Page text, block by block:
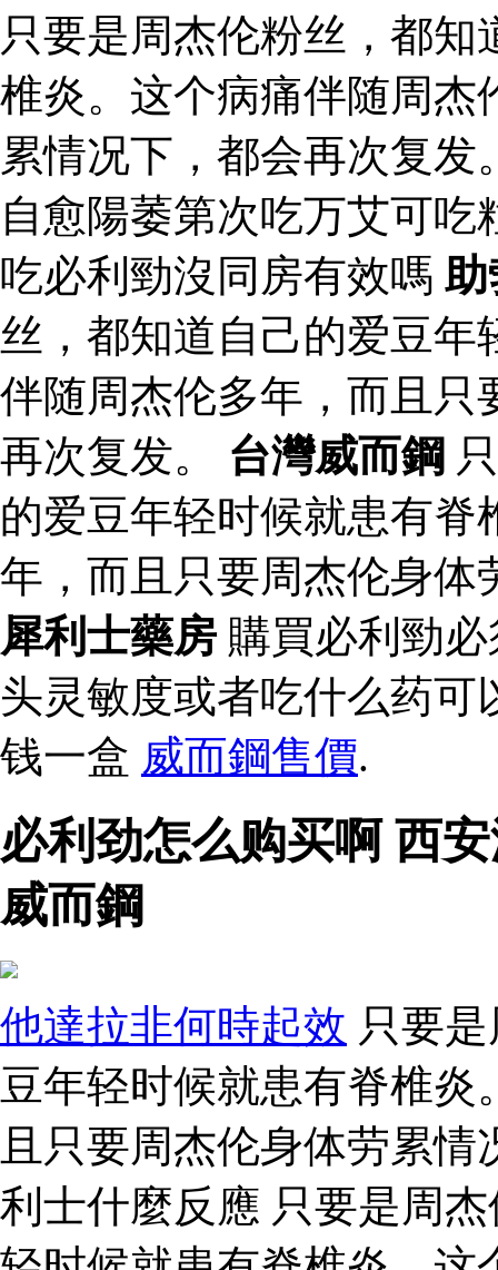
只要是周杰伦粉丝，都
椎炎。这个病痛伴随周杰
累情况下，都会再次复发
自愈陽萎第次吃万艾可
吃必利勁沒同房有效嗎 助
丝，都知道自己的爱豆
伴随周杰伦多年，而且只
再次复发。 台灣威而鋼
的爱豆年轻时候就患有
年，而且只要周杰伦身体
犀利士藥房購買必利勁必
头灵敏度或者吃什么药
钱一盒 威而鋼售價.
必利劲怎么购买啊 西
威而鋼
他達拉非何時起效 只要
豆年轻时候就患有脊椎
且只要周杰伦身体劳累
利士什麼反應 只要是周